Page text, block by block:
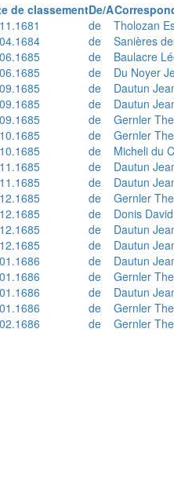
de classementDe/A
de Tholozan
de Sanières
de Baulacre
de Du Noyer
de Dautun
de Dautun
de Gernler
de Gernler
de Micheli du
de Dautun
de Dautun
de Gernler
de Donis David
de Dautun
de Dautun
de Dautun
de Gernler
de Dautun
de Gernler
de Gernler